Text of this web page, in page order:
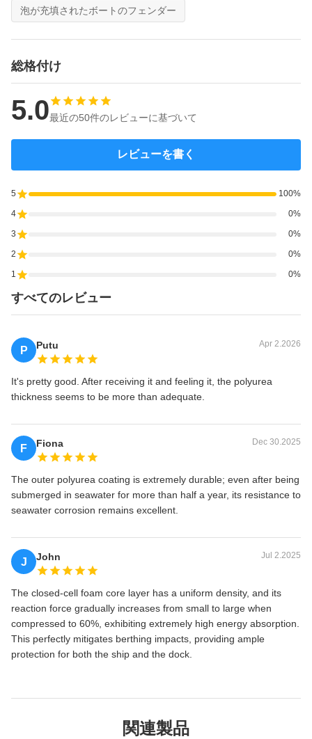
泡が充填されたボートのフェンダー
総格付け
5.0最近の50件のレビューに基づいて
レビューを書く
5 100%
4 0%
3 0%
2 0%
1 0%
すべてのレビュー
P Putu Apr 2.2026
It's pretty good. After receiving it and feeling it, the polyurea
thickness seems to be more than adequate.
F Fiona Dec 30.2025
The outer polyurea coating is extremely durable; even after being
submerged in seawater for more than half a year, its resistance to
seawater corrosion remains excellent.
J John Jul 2.2025
The closed-cell foam core layer has a uniform density, and its
reaction force gradually increases from small to large when
compressed to 60%, exhibiting extremely high energy absorption.
This perfectly mitigates berthing impacts, providing ample
protection for both the ship and the dock.
関連製品